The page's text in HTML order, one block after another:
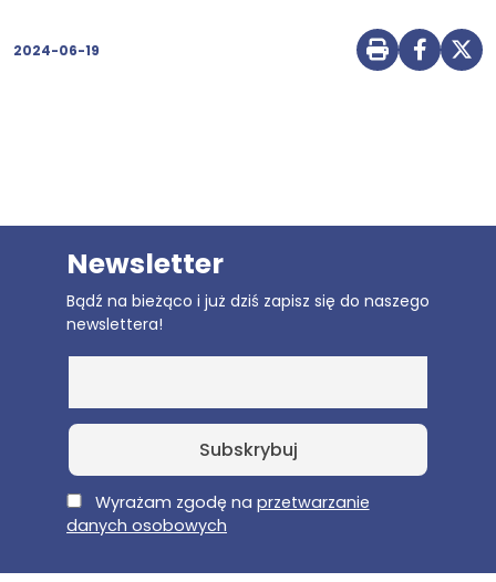
2024-06-19 Drukuj
Newsletter
Bądź na bieżąco i już dziś zapisz się do naszego
newslettera!
E-MailWyrażam zgodę na przetwarzanie
danych osobowych